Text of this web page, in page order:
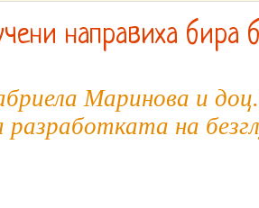
направиха бира
Маринова и
разработката на